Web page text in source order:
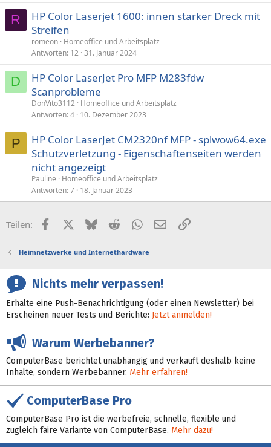
R
HP Color Laserjet 1600: innen starker Dreck mit
Streifen
romeon Homeoffice und Arbeitsplatz
Antworten 12 31. Januar 2024
D
HP Color LaserJet Pro MFP M283fdw
Scanprobleme
DonVito3112 Homeoffice und Arbeitsplatz
Antworten 4 10. Dezember 2023
P
HP Color LaserJet CM2320nf MFP - splwow64.exe
Schutzverletzung - Eigenschaftenseiten werden
nicht angezeigt
Pauline
Homeoffice und Arbeitsplatz
Antworten 7 18. Januar 2023
Teilen: FacebookX (Twitter)
BlueskyRedditWhatsApp
E-MailLink
Heimnetzwerke und Internethardware
Nichts mehr verpassen!
Erhalte eine Push-Benachrichtigung (oder einen Newsletter) bei
Erscheinen neuer Tests und Berichte: Jetzt anmelden!
Warum Werbebanner?
ComputerBase berichtet unabhängig und verkauft deshalb keine
Inhalte, sondern Werbebanner. Mehr erfahren!
ComputerBase Pro
ComputerBase Pro ist die werbefreie, schnelle, flexible und
zugleich faire Variante von ComputerBase. Mehr dazu!